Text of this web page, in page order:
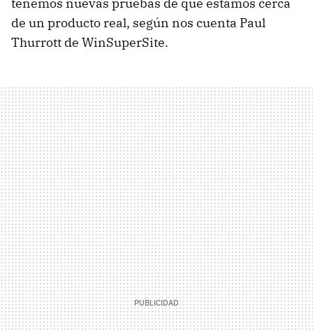
de un producto real, según nos cuenta Paul
Thurrott de WinSuperSite.